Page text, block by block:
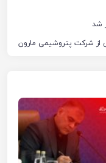
شد
از شرکت پتروشیمی مارون